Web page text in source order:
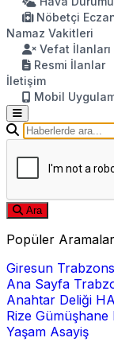
Nöbetçi
Namaz Vakitleri
Vefat İlanları
Resmi İlanlar
İletişim
Mobil
Ara
Popüler Aramalar
Giresun
Ana Sayfa
Anahtar Deliği
Rize Gümüşhane
Yaşam Asayiş